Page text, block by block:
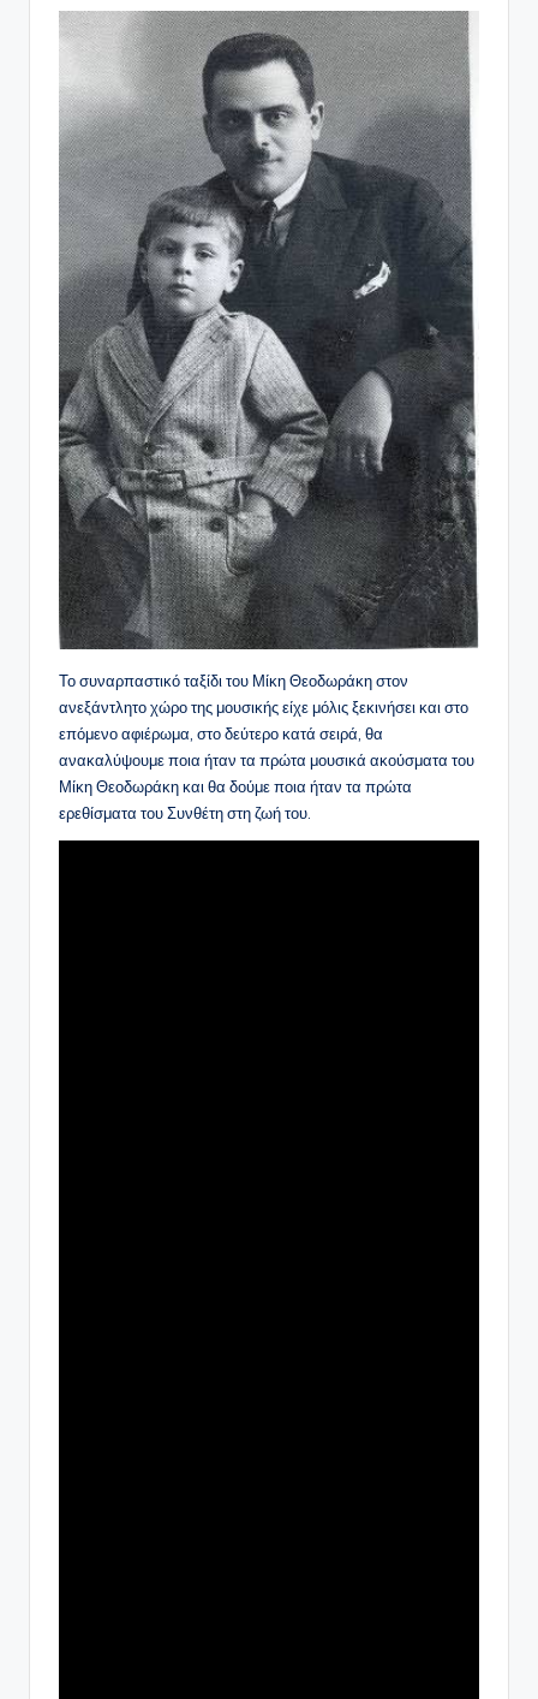
Το συναρπαστικό ταξίδι του Μίκη Θεοδωράκη στον
ανεξάντλητο χώρο της μουσικής είχε μόλις ξεκινήσει και στο
επόμενο αφιέρωμα, στο δεύτερο κατά σειρά, θα
ανακαλύψουμε ποια ήταν τα πρώτα μουσικά ακούσματα του
Μίκη Θεοδωράκη και θα δούμε ποια ήταν τα πρώτα
ερεθίσματα του Συνθέτη στη ζωή του.